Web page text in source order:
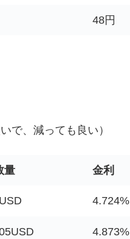
48円
で、減っても良い）
量 金利
4.724%
4.873%